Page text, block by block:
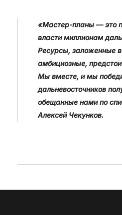
«Мастер-планы — это
власти миллионам
Ресурсы, заложенные
амбициозные,
Мы вместе, и мы
дальневосточников
обещанные нами по
Алексей Чекунков.